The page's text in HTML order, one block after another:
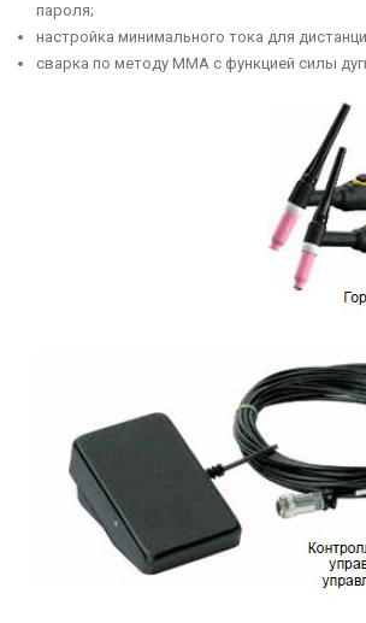
пароля;
настройка минимального тока для
сварка по методу ММА с функцией силы